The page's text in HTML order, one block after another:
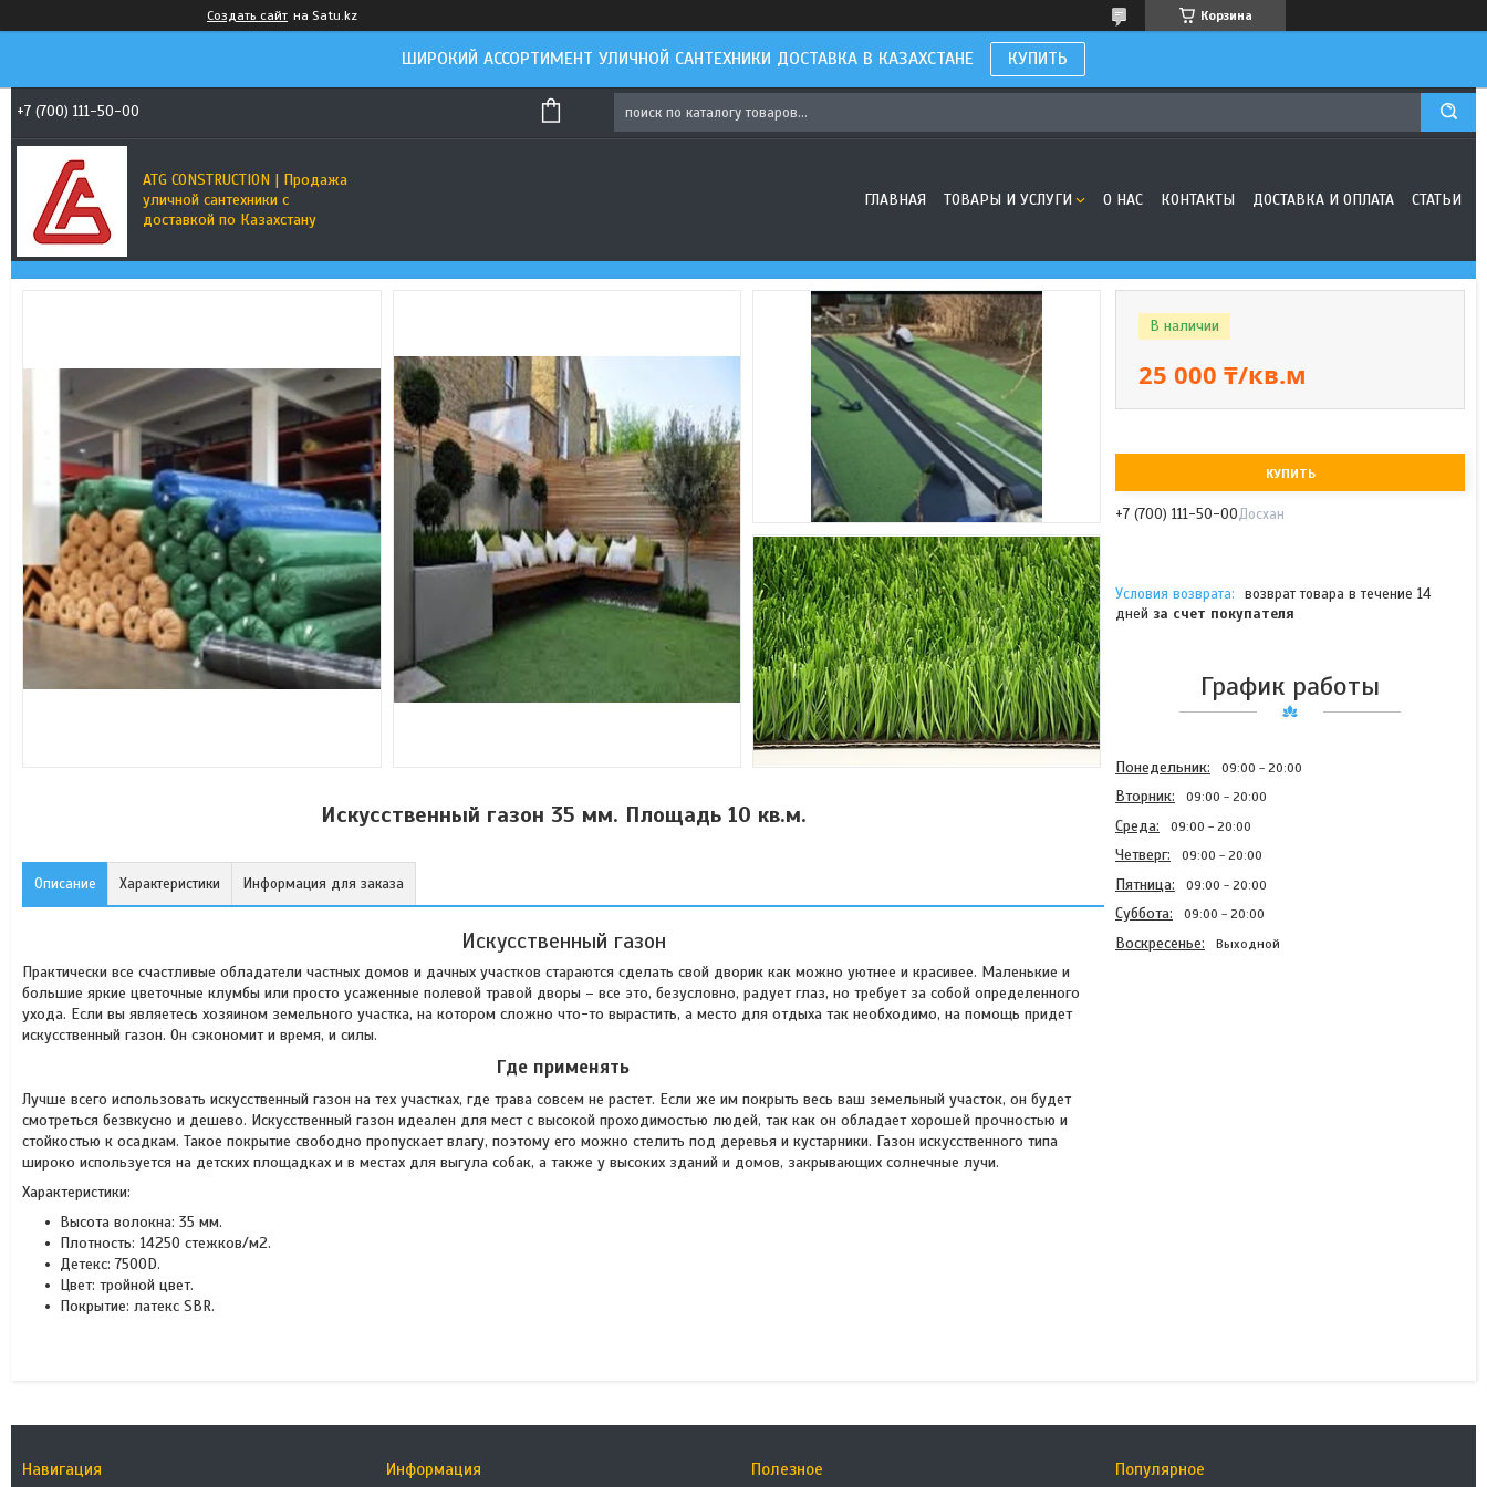
Создать сайт на Satu.kz Корзина
ШИРОКИЙ АССОРТИМЕНТ УЛИЧНОЙ САНТЕХНИКИ ДОСТАВКА В КАЗАХСТАНЕ КУПИТЬ
+7 (700) 111-50-00
ATG CONSTRUCTION | Продажа
уличной сантехники с
доставкой по Казахстану
ГЛАВНАЯ ТОВАРЫ И УСЛУГИ О НАС КОНТАКТЫ ДОСТАВКА И ОПЛАТА СТАТЬИ
Искусственный газон 35 мм. Площадь 10 кв.м.
Описание Характеристики Информация для заказа
Искусственный газон
Практически все счастливые обладатели частных домов и дачных участков стараются сделать свой дворик как можно уютнее и красивее. Маленькие и
большие яркие цветочные клумбы или просто усаженные полевой травой дворы – все это, безусловно, радует глаз, но требует за собой определенного
ухода. Если вы являетесь хозяином земельного участка, на котором сложно что-то вырастить, а место для отдыха так необходимо, на помощь придет
искусственный газон. Он сэкономит и время, и силы.
Где применять
Лучше всего использовать искусственный газон на тех участках, где трава совсем не растет. Если же им покрыть весь ваш земельный участок, он будет
смотреться безвкусно и дешево. Искусственный газон идеален для мест с высокой проходимостью людей, так как он обладает хорошей прочностью и
стойкостью к осадкам. Такое покрытие свободно пропускает влагу, поэтому его можно стелить под деревья и кустарники. Газон искусственного типа
широко используется на детских площадках и в местах для выгула собак, а также у высоких зданий и домов, закрывающих солнечные лучи.
Характеристики:
Высота волокна: 35 мм.
Плотность: 14250 стежков/м2.
Детекс: 7500D.
Цвет: тройной цвет.
Покрытие: латекс SBR.
В наличии
25 000 ₸/кв.м
КУПИТЬ
+7 (700) 111-50-00Досхан
возврат товара в течение 14
дней за счет покупателя
График работы
Понедельник 09:00 20:00
Вторник 09:00 20:00
Среда 09:00 20:00
Четверг 09:00 20:00
Пятница 09:00 20:00
Суббота 09:00 20:00
Воскресенье Выходной
Навигация Информация Полезное Популярное